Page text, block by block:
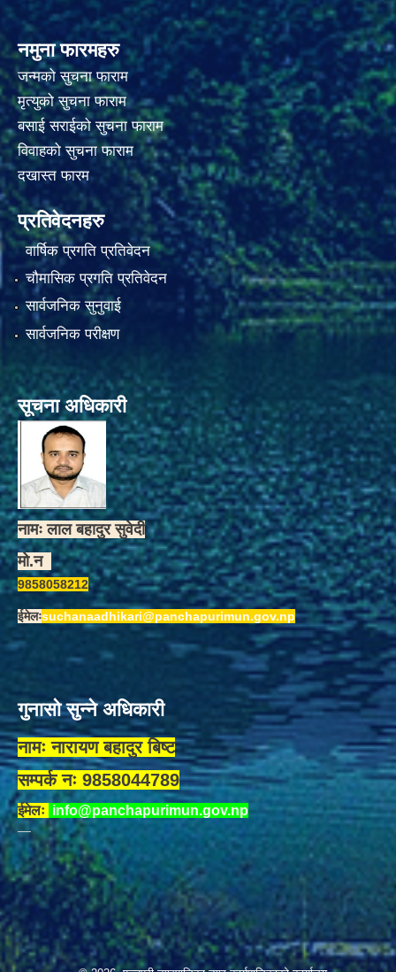
नमुना फारमहरु
जन्मको सुचना फाराम
मृत्युको सुचना फाराम
बसाई सराईको सुचना फाराम
विवाहको सुचना फाराम
दखास्त फारम
प्रतिवेदनहरु
वार्षिक प्रगति प्रतिवेदन
चौमासिक प्रगति प्रतिवेदन
सार्वजनिक सुनुवाई
सार्वजनिक परीक्षण
सूचना अधिकारी
नामः लाल बहादुर सुवेदी
मो.न
9858058212
ईमेलःsuchanaadhikari@panchapurimun.gov.np
गुनासो सुन्ने अधिकारी
नामः नारायण बहादुर बिष्ट
सम्पर्क नः 9858044789
ईमेलः info@panchapurimun.gov.np